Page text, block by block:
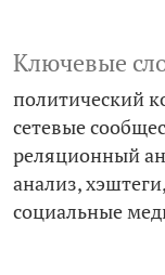
Ключевые
политический
сетевые
реляционный
анализ хэштеги
социальные